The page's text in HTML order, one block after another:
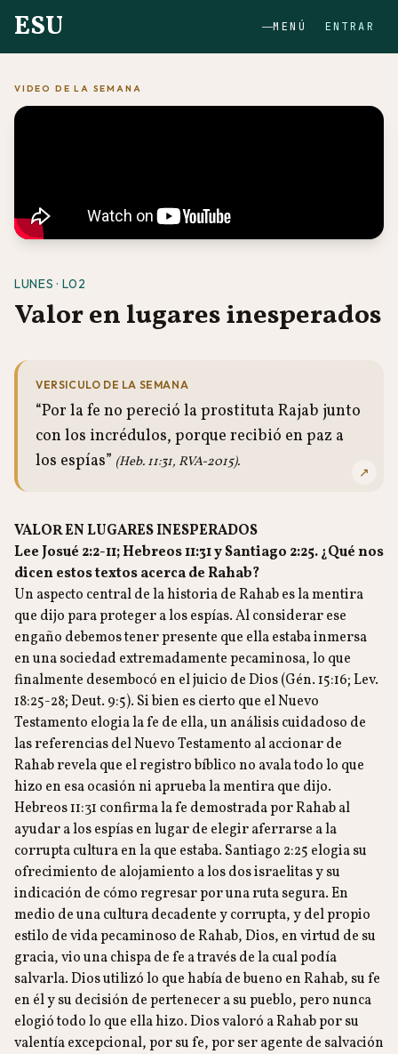
ESU MENÚ ENTRAR
VIDEO DE LA SEMANA
LUNES · L02
Valor en lugares inesperados
VERSICULO DE LA SEMANA
“Por la fe no pereció la prostituta Rajab junto
con los incrédulos, porque recibió en paz a
los espías” (Heb. 11:31, RVA-2015).
↗
VALOR EN LUGARES INESPERADOS
Lee Josué 2:2-11; Hebreos 11:31 y Santiago 2:25. ¿Qué nos
dicen estos textos acerca de Rahab?
Un aspecto central de la historia de Rahab es la mentira
que dijo para proteger a los espías. Al considerar ese
engaño debemos tener presente que ella estaba inmersa
en una sociedad extremadamente pecaminosa, lo que
finalmente desembocó en el juicio de Dios (Gén. 15:16; Lev.
18:25-28; Deut. 9:5). Si bien es cierto que el Nuevo
Testamento elogia la fe de ella, un análisis cuidadoso de
las referencias del Nuevo Testamento al accionar de
Rahab revela que el registro bíblico no avala todo lo que
hizo en esa ocasión ni aprueba la mentira que dijo.
Hebreos 11:31 confirma la fe demostrada por Rahab al
ayudar a los espías en lugar de elegir aferrarse a la
corrupta cultura en la que estaba. Santiago 2:25 elogia su
ofrecimiento de alojamiento a los dos israelitas y su
indicación de cómo regresar por una ruta segura. En
medio de una cultura decadente y corrupta, y del propio
estilo de vida pecaminoso de Rahab, Dios, en virtud de su
gracia, vio una chispa de fe a través de la cual podía
salvarla. Dios utilizó lo que había de bueno en Rahab, su fe
en él y su decisión de pertenecer a su pueblo, pero nunca
elogió todo lo que ella hizo. Dios valoró a Rahab por su
valentía excepcional, por su fe, por ser agente de salvación